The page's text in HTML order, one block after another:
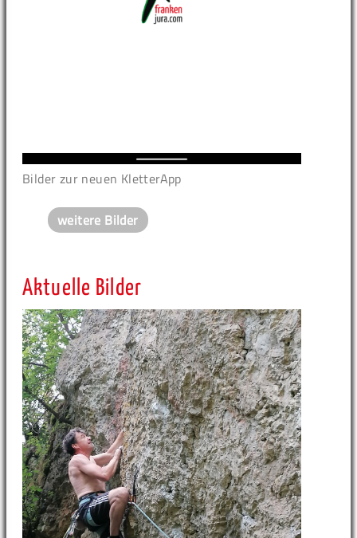
Bilder zur neuen KletterApp
weitere Bilder
Aktuelle Bilder